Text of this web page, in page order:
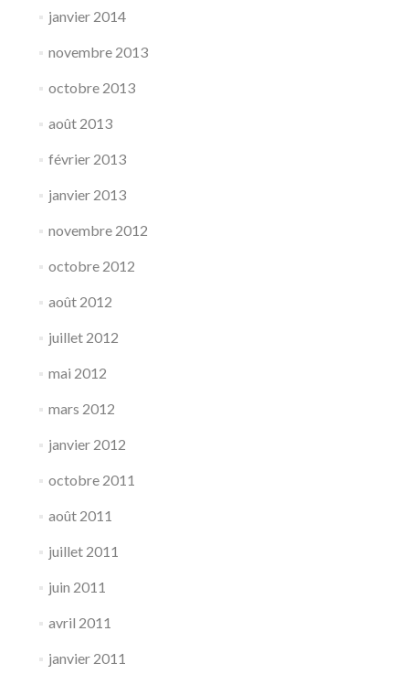
janvier 2014
novembre 2013
octobre 2013
août 2013
février 2013
janvier 2013
novembre 2012
octobre 2012
août 2012
juillet 2012
mai 2012
mars 2012
janvier 2012
octobre 2011
août 2011
juillet 2011
juin 2011
avril 2011
janvier 2011